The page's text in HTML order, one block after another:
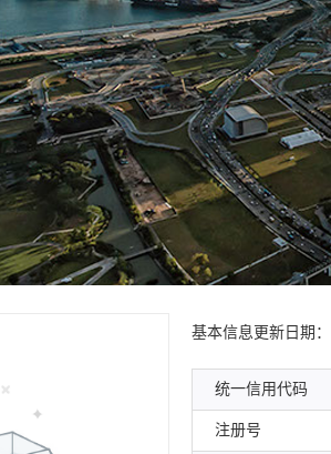
基本信息 更新日期
统一信用代码
注册号